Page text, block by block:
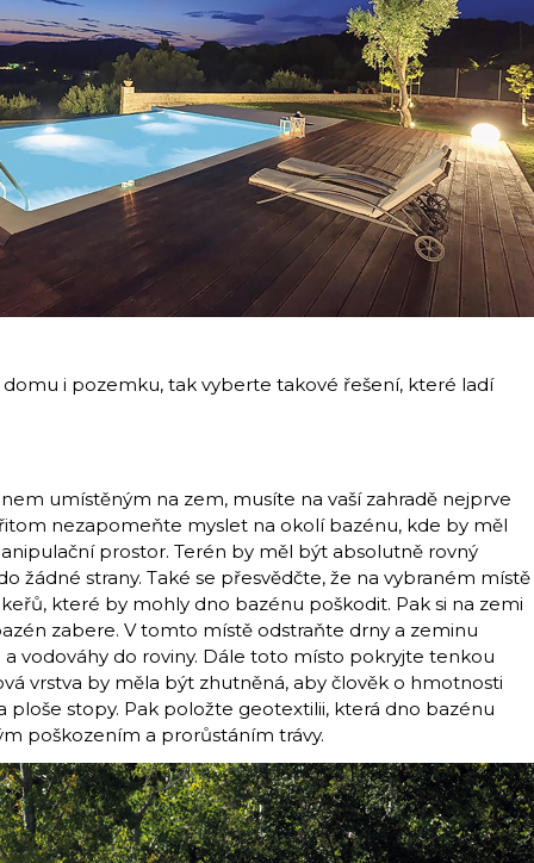
domu i pozemku, tak vyberte takové řešení, které ladí
umístěným na zem, musíte na vaší zahradě nejprve
nezapomeňte myslet na okolí bazénu, kde by měl
prostor. Terén by měl být absolutně rovný
žádné strany. Také se přesvědčte, že na vybraném místě
které by mohly dno bazénu poškodit. Pak si na zemi
zabere. V tomto místě odstraňte drny a zeminu
vodováhy do roviny. Dále toto místo pokryjte tenkou
vrstva by měla být zhutněná, aby člověk o hmotnosti
ploše stopy. Pak položte geotextilii, která dno bazénu
poškozením a prorůstáním trávy.